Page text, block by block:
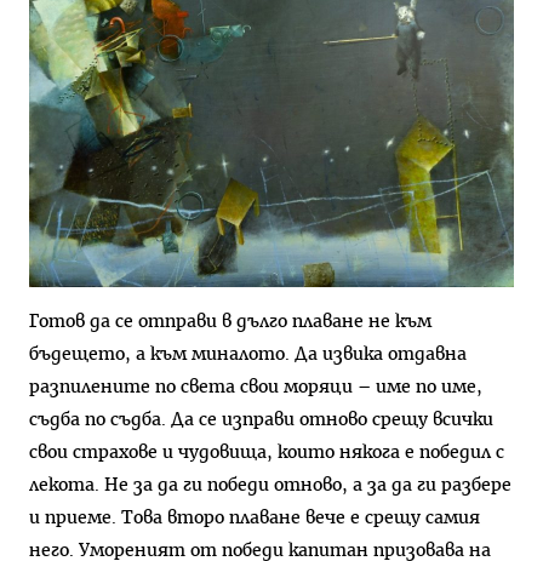
Готов да се отправи в дълго плаване не към
бъдещето, а към миналото. Да извика отдавна
разпилените по света свои моряци – име по име,
съдба по съдба. Да се изправи отново срещу всички
свои страхове и чудовища, които някога е победил с
лекота. Не за да ги победи отново, а за да ги разбере
и приеме. Това второ плаване вече е срещу самия
него. Умореният от победи капитан призовава на